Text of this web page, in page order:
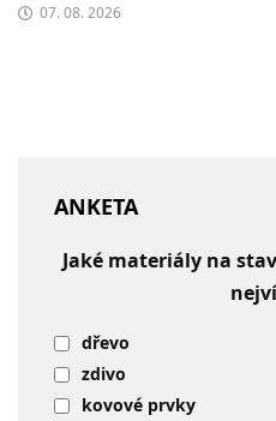
07. 08. 2026
ANKETA
Jaké materiály na
dřevo
zdivo
kovové prvky